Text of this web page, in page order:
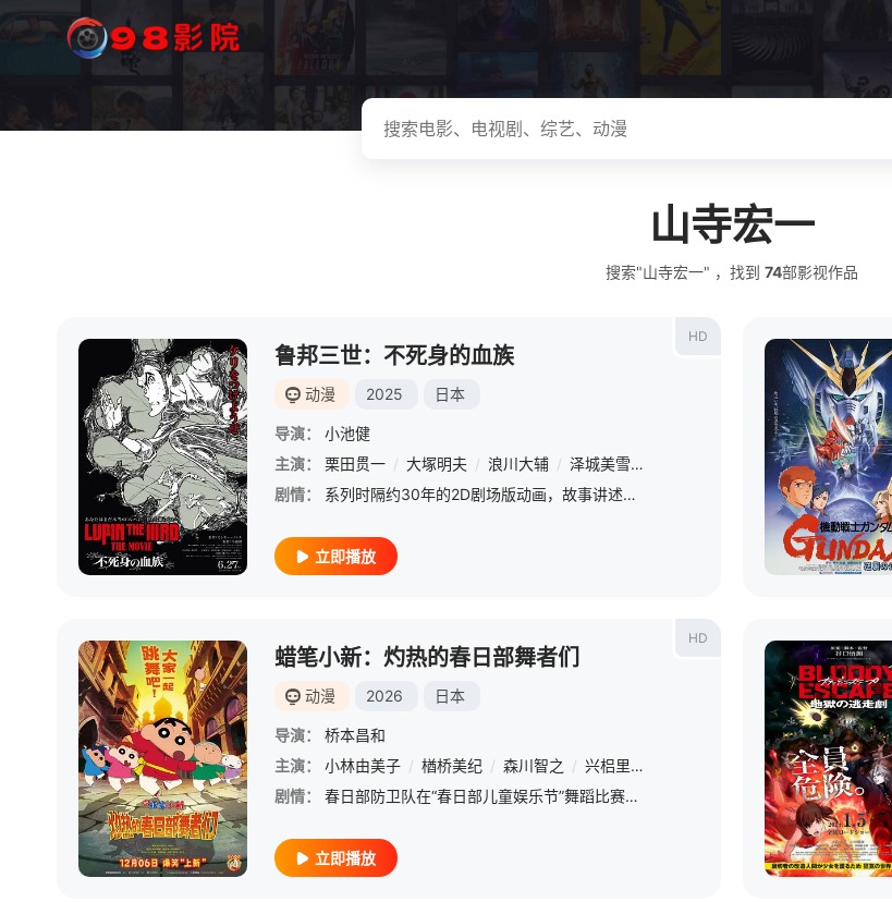
山寺宏一
搜索"山寺宏一" ，找到 74部影视作品
HD
鲁邦三世：不死身的血族
动漫 2025 日本
导演：
小池健
主演：
栗田贯一 / 大塚明夫 / 浪川大辅 / 泽城美雪 /
剧情：
系列时隔约30年的2D剧场版动画，故事讲述鲁邦三世为夺取地图上未标注的神秘岛屿中沉睡的巨额宝藏，直面生涯最大考验
立即播放
HD
蜡笔小新：灼热的春日部舞者们
动漫 2026 日本
导演：
桥本昌和
主演：
小林由美子 / 楢桥美纪 / 森川智之 / 兴梠里美 林玉绪 / 一龙斋贞友
剧情：
春日部防卫队在“春日部儿童娱乐节”舞蹈比赛中，获得胜利，他们因此得到了前往印度的机会。在尽情享受印度旅游的过程中，小新和阿呆进入了一家神秘的杂货店，在那里发现了一个形状像“鼻子”的背包并买下了它。然而
立即播放